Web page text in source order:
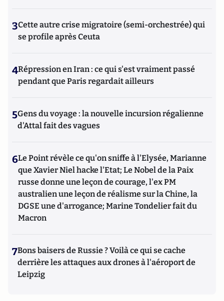
3Cette autre crise migratoire (semi-orchestrée) qui
se profile après Ceuta
4Répression en Iran : ce qui s'est vraiment passé
pendant que Paris regardait ailleurs
5Gens du voyage : la nouvelle incursion régalienne
d'Attal fait des vagues
6Le Point révèle ce qu'on sniffe à l'Elysée, Marianne
que Xavier Niel hacke l'Etat; Le Nobel de la Paix
russe donne une leçon de courage, l'ex PM
australien une leçon de réalisme sur la Chine, la
DGSE une d'arrogance; Marine Tondelier fait du
Macron
7Bons baisers de Russie ? Voilà ce qui se cache
derrière les attaques aux drones à l'aéroport de
Leipzig